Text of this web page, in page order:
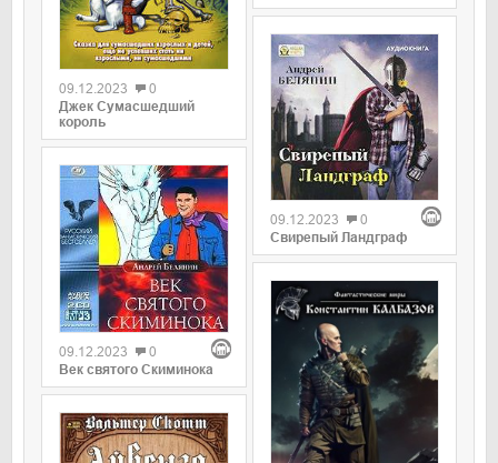
09.12.2023
0
Джек Сумасшедший
король
09.12.2023
0
Век святого Скиминока
09.12.2023
0
Свирепый Ландграф